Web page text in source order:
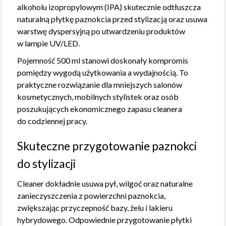
alkoholu izopropylowym (IPA) skutecznie odtłuszcza
naturalną płytkę paznokcia przed stylizacją oraz usuwa
warstwę dyspersyjną po utwardzeniu produktów
w lampie UV/LED.
Pojemność 500 ml stanowi doskonały kompromis
pomiędzy wygodą użytkowania a wydajnością. To
praktyczne rozwiązanie dla mniejszych salonów
kosmetycznych, mobilnych stylistek oraz osób
poszukujących ekonomicznego zapasu cleanera
do codziennej pracy.
Skuteczne przygotowanie paznokci
do stylizacji
Cleaner dokładnie usuwa pył, wilgoć oraz naturalne
zanieczyszczenia z powierzchni paznokcia,
zwiększając przyczepność bazy, żelu i lakieru
hybrydowego. Odpowiednie przygotowanie płytki